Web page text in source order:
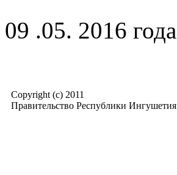
09 .05. 2016 года
Copyright (c) 2011
Правительство Республики Ингушетия